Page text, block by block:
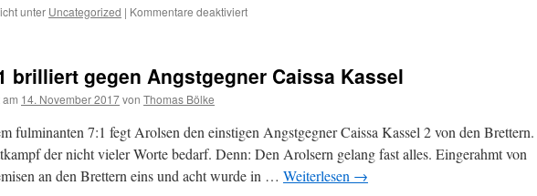
unter Uncategorized | Kommentare deaktiviertfür
mit
brilliert gegen Angstgegner Caissa Kassel
14. November 2017von Thomas Bölke
fulminanten 7:1 fegt Arolsen den einstigen Angstgegner Caissa Kassel 2 von den Brettern.
der nicht vieler Worte bedarf. Denn: Den Arolsern gelang fast alles. Eingerahmt von
an den Brettern eins und acht wurde in … Weiterlesen →